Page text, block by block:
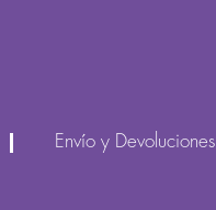
Envío y Devoluciones